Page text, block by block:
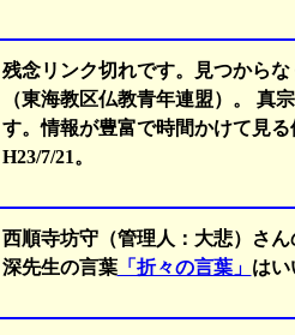
残念リンク切れです。見つからな
（東海教区仏教青年連盟）。 真
す。情報が豊富で時間かけて見る
H23/7/21。
西順寺坊守（管理人：大悲）さ
深先生の言葉「折々の言葉」 はい